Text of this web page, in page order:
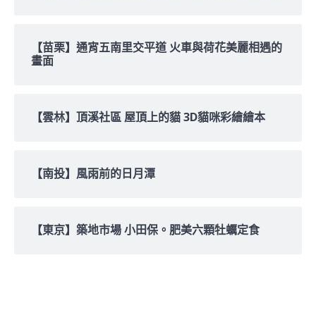
【苗栗】通宵五南里交平道 火車與荷花美麗相遇的
畫面
【雲林】頂溪社區 屋頂上的貓 3D貓咪彩繪繪本
【南投】風雨前的日月潭
【東京】築地市場 小田保。肥美六顆牡蠣定食